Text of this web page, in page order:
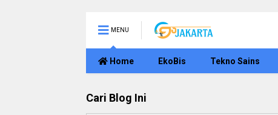
MENU
Home EkoBis Tekno Sains
Cari Blog Ini